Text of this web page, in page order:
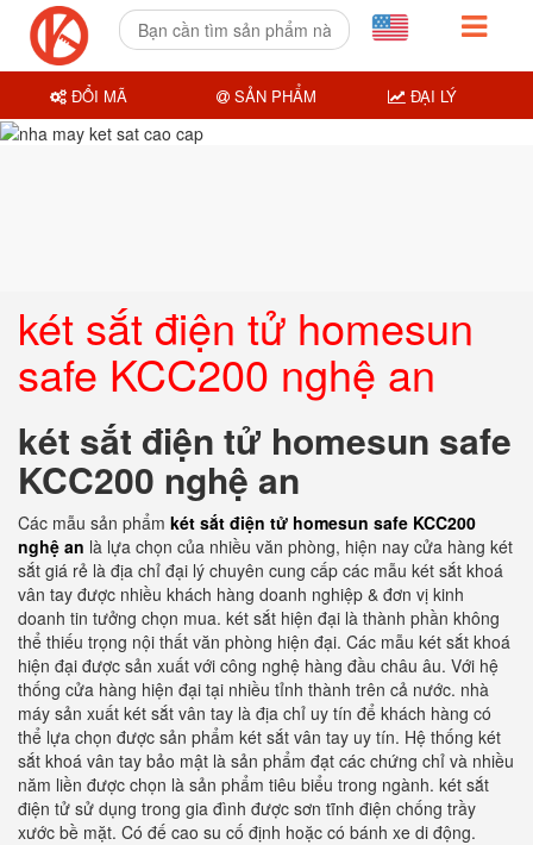
két sắt điện tử homesun
safe KCC200 nghệ an
két sắt điện tử homesun safe
KCC200 nghệ an
Các mẫu sản phẩm két sắt điện tử homesun safe KCC200
nghệ an là lựa chọn của nhiều văn phòng, hiện nay cửa hàng két
sắt giá rẻ là địa chỉ đại lý chuyên cung cấp các mẫu két sắt khoá
vân tay được nhiều khách hàng doanh nghiệp & đơn vị kinh
doanh tin tưởng chọn mua. két sắt hiện đại là thành phần không
thể thiếu trọng nội thất văn phòng hiện đại. Các mẫu két sắt khoá
hiện đại được sản xuất với công nghệ hàng đầu châu âu. Với hệ
thống cửa hàng hiện đại tại nhiều tỉnh thành trên cả nước. nhà
máy sản xuất két sắt vân tay là địa chỉ uy tín để khách hàng có
thể lựa chọn được sản phẩm két sắt vân tay uy tín. Hệ thống két
sắt khoá vân tay bảo mật là sản phẩm đạt các chứng chỉ và nhiều
năm liền được chọn là sản phẩm tiêu biểu trong ngành. két sắt
điện tử sử dụng trong gia đình được sơn tĩnh điện chống trầy
xước bề mặt. Có đế cao su cố định hoặc có bánh xe di động.
ĐỔI MÃ SẢN PHẨM ĐẠI LÝ